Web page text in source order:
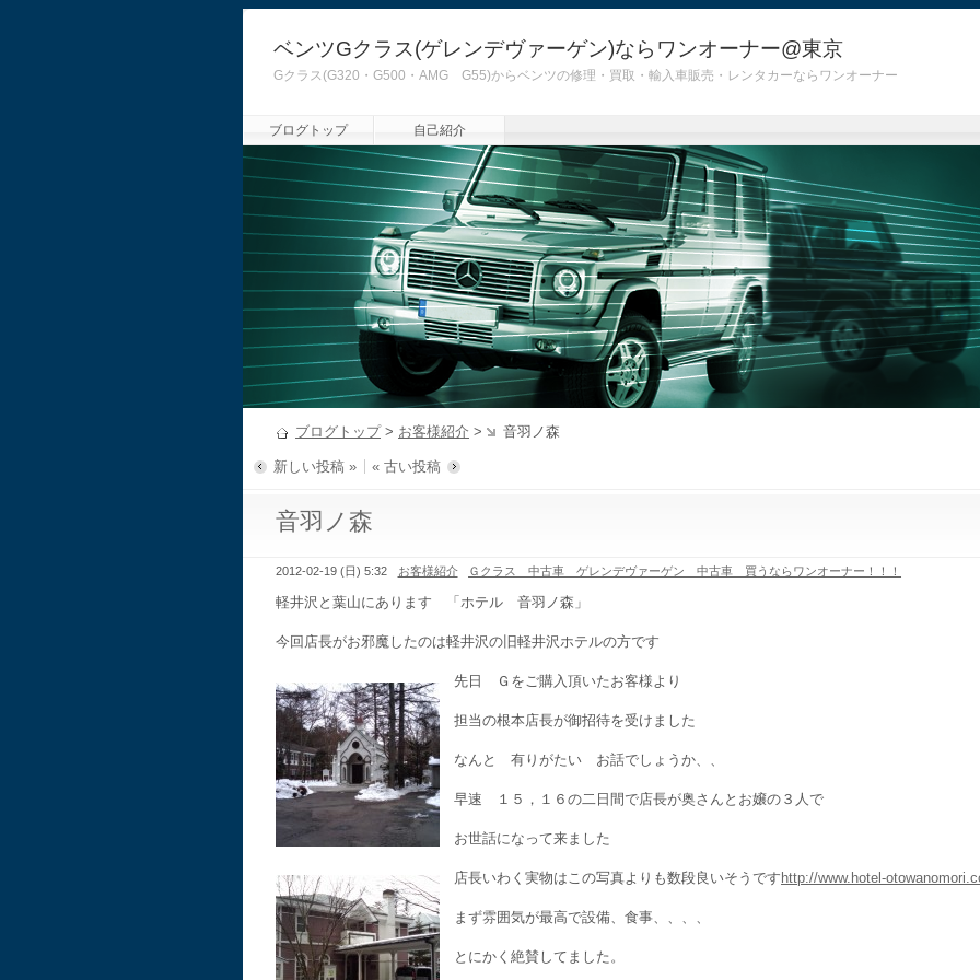
ベンツGクラス(ゲレンデヴァーゲン)ならワンオーナー@東京
Gクラス(G320・G500・AMG G55)からベンツの修理・買取・輸入車販売・レンタカーならワンオーナー
ブログトップ 自己紹介
ブログトップ> お客様紹介 > 音羽ノ森
新しい投稿 » « 古い投稿
音羽ノ森
2012-02-19 (日) 5:32 お客様紹介 Ｇクラス 中古車 ゲレンデヴァーゲン 中古車 買うならワンオーナー！！！
軽井沢と葉山にあります 「ホテル 音羽ノ森」
今回店長がお邪魔したのは軽井沢の旧軽井沢ホテルの方です
先日 Ｇをご購入頂いたお客様より
担当の根本店長が御招待を受けました
なんと 有りがたい お話でしょうか、、
早速 １５，１６の二日間で店長が奥さんとお嬢の３人で
お世話になって来ました
店長いわく実物はこの写真よりも数段良いそうです http://www.hotel-
まず雰囲気が最高で設備、食事、、、、
とにかく絶賛してました。